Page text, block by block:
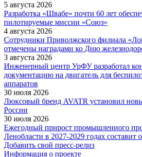
5 августа 2026
Разработка «Швабе» почти 60 лет
пилотируемые миссии «Союз»
4 августа 2026
Сотрудники Приволжского филиала
отмечены наградами ко Дню
3 августа 2026
Инженерный центр УрФУ разработал
документацию на двигатель для
аппаратов
30 июля 2026
Люксовый бренд AVATR установил
России
30 июля 2026
Ежегодный прирост промышленного
Ленобласти в 2027-2029 годах составит
Добавить свой пресс-релиз
Информация о проекте